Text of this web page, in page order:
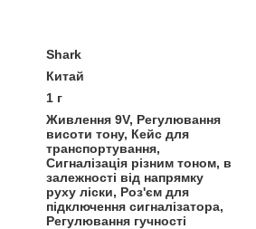
Shark
Китай
1 г
Живлення 9V, Регулювання
висоти тону, Кейс для
транспортування,
Сигналізація різним тоном, в
залежності від напрямку
руху ліски, Роз'єм для
підключення сигналізатора,
Регулювання гучності